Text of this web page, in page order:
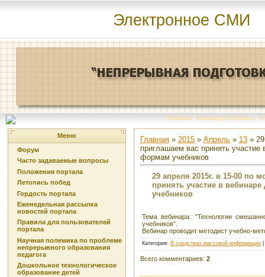
Электронное СМИ
Главная | Команда портала | О
Меню
Форум
Часто задаваемые вопросы
Положения портала
Летопись побед
Гордость портала
Еженедельная рассылка
новостей портала
Правила для пользователей
портала
Научная полемика по проблеме
непрерывного образования
педагога
Дошкольное технологическое
образование детей
Главная » 2015 » Апрель » 13 »
приглашаем вас принять участие
формам учебников
29 апреля 2015г. в 15-00 по
принять участие в
учебников
Тема вебинара: "Технологии
учебников".
Вебинар проводит методист учебно-
Категория: В средствах массовой информации
Всего комментариев: 2